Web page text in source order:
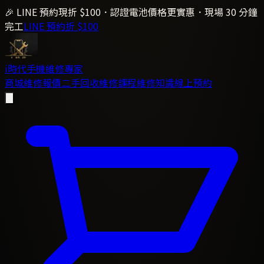
🎉 LINE 預約現折 $100．認證電池價格更實惠．現場 30 分鐘
完工LINE 預約折 $100
i時代手機維修專家
商城維修報價二手回收維修課程維修知識線上預約